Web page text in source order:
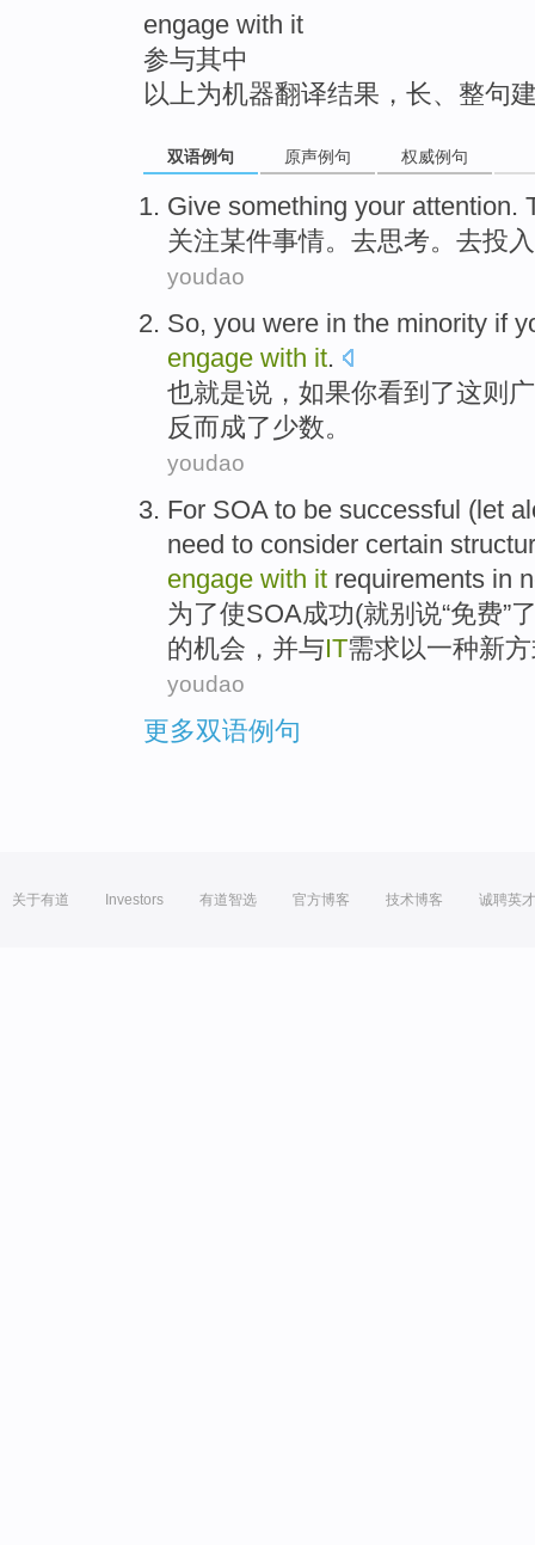
engage with it
参与其中
以上为机器翻译结果，长、整句
双语例句 原声例句 权威例句
Give something your attention.
关注某件事情。去思考。去投
youdao
So, you were in the minority if
engage with it.
也就是说 ， 如果你看到了这则
反而成了少数。
youdao
For SOA to be successful (let
need to consider certain
engage with it requirements in
为了使SOA成功(就别说“免费”
的机会 ， 并与IT需求以一种新
youdao
更多双语例句
关于有道 Investors 有道智选 官方博客 技术博客 诚聘英才